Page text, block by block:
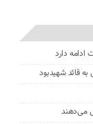
ادامه دارد
قائد شهیدبود